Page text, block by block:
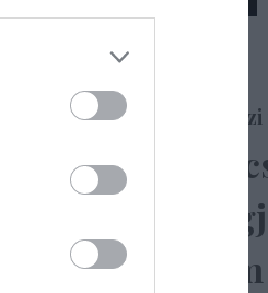
jegyet
saját
és
aMiss
elem